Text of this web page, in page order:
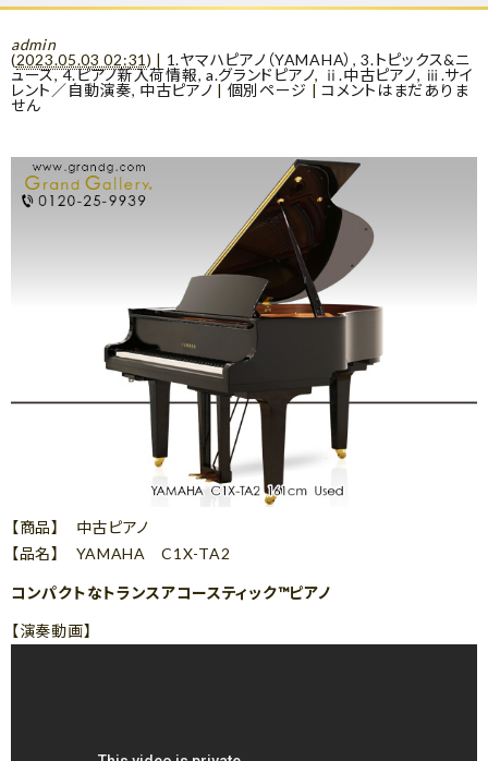
admin
(2023.05.03 02:31 ) | 1.ヤマハピアノ（YAMAHA） ,3.トピックス&ニ
ュース,4.ピアノ新入荷情報, a.グランドピアノ, ⅱ.中古ピアノ, ⅲ.サイ
レント／自動演奏, 中古ピアノ | 個別ページ |コメントはまだありま
せん
【商品】 中古ピアノ
【品名】 YAMAHA C1X-TA2
コンパクトなトランスアコースティック™ピアノ
【演奏動画】